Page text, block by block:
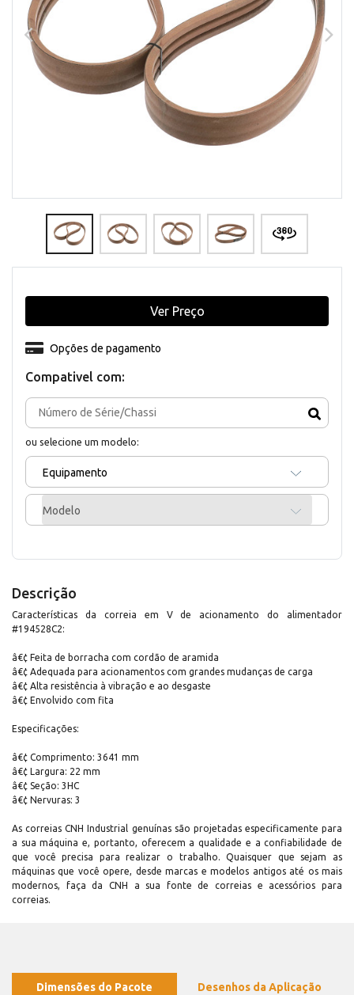
Compativel com:
ou selecione um modelo:
Equipamento
Modelo
Opções de pagamento
Ver Preço
Descrição
Características da correia em V de acionamento do alimentador
#194528C2:
â€¢ Feita de borracha com cordão de aramida
â€¢ Adequada para acionamentos com grandes mudanças de carga
â€¢ Alta resistência à vibração e ao desgaste
â€¢ Envolvido com fita
Especificações:
â€¢ Comprimento: 3641 mm
â€¢ Largura: 22 mm
â€¢ Seção: 3HC
â€¢ Nervuras: 3
As correias CNH Industrial genuínas são projetadas especificamente para
a sua máquina e, portanto, oferecem a qualidade e a confiabilidade de
que você precisa para realizar o trabalho. Quaisquer que sejam as
máquinas que você opere, desde marcas e modelos antigos até os mais
modernos, faça da CNH a sua fonte de correias e acessórios para
correias.
Dimensões do Pacote Desenhos da Aplicação